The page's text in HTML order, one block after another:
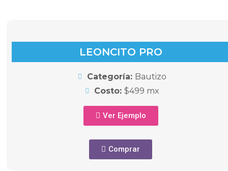
LEONCITO PRO
Categoría: Bautizo
Costo: $499 mx
Ver Ejemplo
Comprar